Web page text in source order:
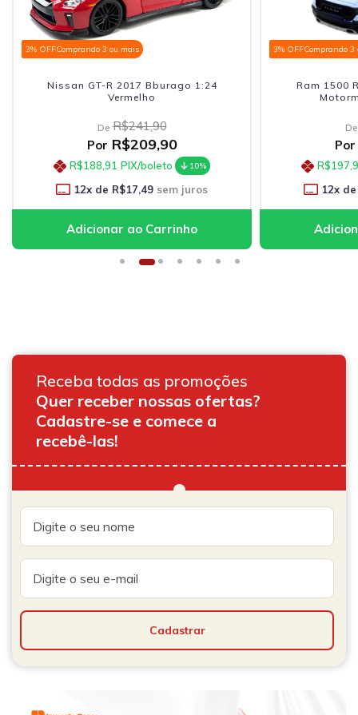
3% OFFComprando 3 ou mais
Nissan GT-R 2017 Bburago 1:24
Vermelho
De R$241,90
Por R$209,90
R$188,91 PIX/boleto 10%
12x de R$17,49 sem juros
3% OFFComprando 3
Ram 1500
De
Por
12x de
Receba todas as promoções
Quer receber nossas ofertas?
Cadastre-se e comece a
recebê-las!